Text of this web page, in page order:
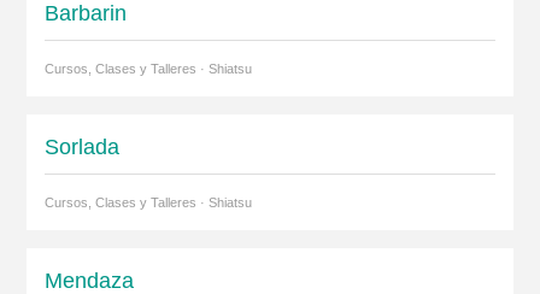
Barbarin
Cursos, Clases y Talleres · Shiatsu
Sorlada
Cursos, Clases y Talleres · Shiatsu
Mendaza